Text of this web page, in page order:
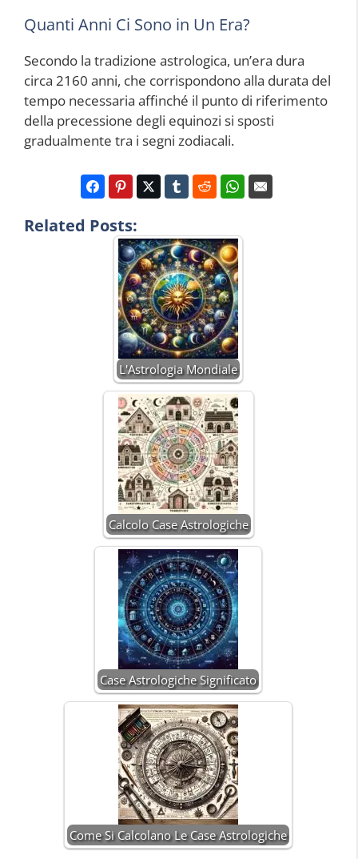
Quanti Anni Ci Sono in Un Era?
Secondo la tradizione astrologica, un’era dura
circa 2160 anni, che corrispondono alla durata del
tempo necessaria affinché il punto di riferimento
della precessione degli equinozi si sposti
gradualmente tra i segni zodiacali.
Related Posts:
L'Astrologia Mondiale
Calcolo Case Astrologiche
Case Astrologiche Significato
Come Si Calcolano Le Case Astrologiche